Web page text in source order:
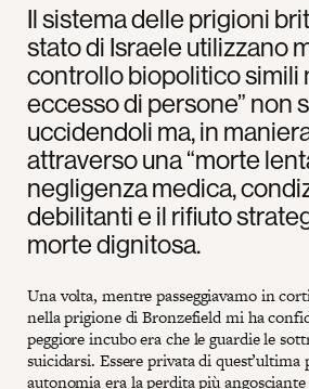
Il sistema delle prigioni
stato di Israele utilizzano
controllo biopolitico simili
eccesso di persone” non
uccidendoli ma, in
attraverso una “morte
negligenza medica,
debilitanti e il rifiuto
morte dignitosa.
Una volta, mentre passeggiavamo in
nella prigione di Bronzefield mi ha
peggiore incubo era che le guardie le
suicidarsi. Essere privata di
autonomia era la perdita più angosciante